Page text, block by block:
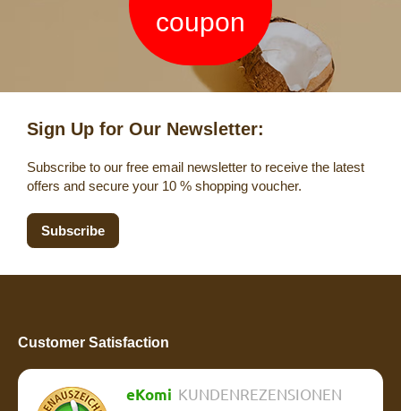
coupon
Sign Up for Our Newsletter:
Subscribe to our free email newsletter to receive the latest
offers and secure your 10 % shopping voucher.
Subscribe
Customer Satisfaction
eKomi KUNDENREZENSIONEN